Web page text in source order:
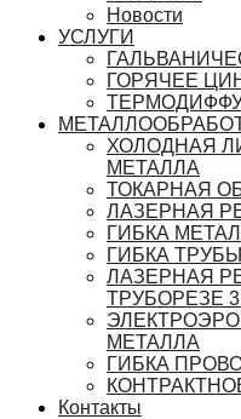
Новости
УСЛУГИ
ГОРЯЧЕЕ
ХОЛОДНАЯ
МЕТАЛЛА
ТОКАРНАЯ
ЛАЗЕРНАЯ
ГИБКА
ГИБКА
ЛАЗЕРНАЯ
ТРУБОРЕЗЕ
МЕТАЛЛА
ГИБКА
Контакты